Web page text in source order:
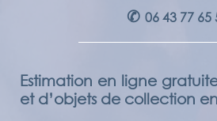
✆ 06 43 77 65
Estimation en ligne
et d’objets de collection